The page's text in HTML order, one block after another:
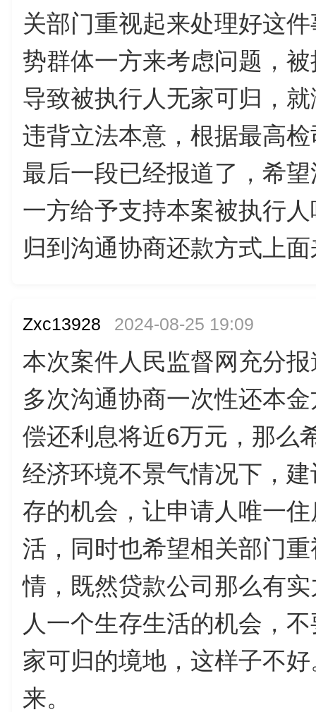
关部门重视起来处理好这
势群体一方来考虑问题，
导致被执行人无家可归，
违背立法本意，根据最高
最后一段已经报道了，希
一方给予支持本案被执行
归到沟通协商还款方式上
Zxc13928 2024-08-25 19:09
本次案件人民监督网充分
多次沟通协商一次性还本
偿还利息将近6万元，那么
经济环境不景气情况下，
存的机会，让申请人唯一
活，同时也希望相关部门
情，既然贷款公司那么有
人一个生存生活的机会，
家可归的境地，这样子不
来。